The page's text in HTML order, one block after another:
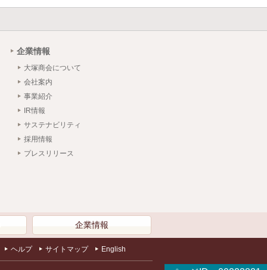
企業情報
大塚商会について
会社案内
事業紹介
IR情報
サステナビリティ
採用情報
プレスリリース
企業情報
ヘルプ サイトマップ English